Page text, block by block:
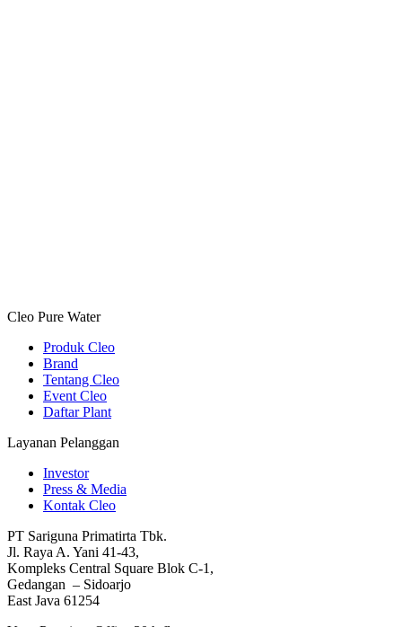
Cleo Pure Water
Produk Cleo
Brand
Tentang Cleo
Event Cleo
Daftar Plant
Layanan Pelanggan
Investor
Press & Media
Kontak Cleo
PT Sariguna Primatirta Tbk.
Jl. Raya A. Yani 41-43,
Kompleks Central Square Blok C-1,
Gedangan – Sidoarjo
East Java 61254